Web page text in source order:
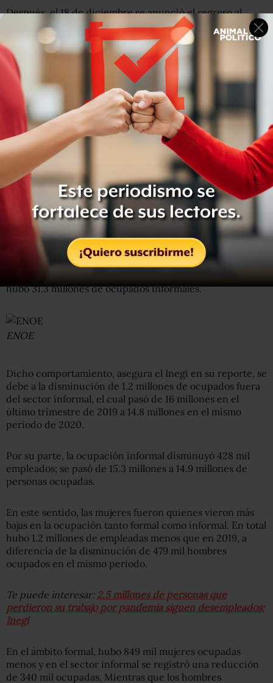
Después, el 18 de diciembre se anunció el regreso al
semáforo rojo en la capital, con lo cual los restaurantes se
volvieron a ver obligados a cerrar hasta el 10 de enero del
2021; sin embargo, el periodo se vio alargado.
Otro sector que, según reportes de la ENOE, percibió la
pérdida de ocupación más alta durante el último
trimestre del 2020 fue el de micronegocios. La baja fue
de 914 mil ocupados menos a comparación del año
anterior.
La disminución se centró en aquellos micronegocios que
contaban con establecimiento, en los cuales la reducción
de ocupación fue de 474 mil personas.
Empleo formal y perspectiva de género
La población ocupada informal en el cuarto y último
trimestre de 2020 fue 29.6 millones de personas, 1.7
hubo 31.3 millones de ocupados informales.
ENOE
Dicho comportamiento, asegura el Inegi en su reporte, se
debe a la disminución de 1.2 millones de ocupados fuera
del sector informal, el cual pasó de 16 millones en el
último trimestre de 2019 a 14.8 millones en el mismo
periodo de 2020.
Por su parte, la ocupación informal disminuyó 428 mil
empleados; se pasó de 15.3 millones a 14.9 millones de
personas ocupadas.
En este sentido, las mujeres fueron quienes vieron más
bajas en la ocupación tanto formal como informal. En total
hubo 1.2 millones de empleadas menos que en 2019, a
diferencia de la disminución de 479 mil hombres
ocupados en el mismo periodo.
Te puede interesar: 2.5 millones de personas que
perdieron su trabajo por pandemia siguen desempleados:
Inegi
En el ámbito formal, hubo 849 mil mujeres ocupadas
menos y en el sector informal se registró una reducción
de 340 mil ocupadas. Mientras que los hombres